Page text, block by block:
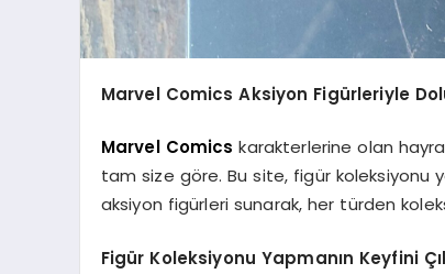
Marvel Comics Aksiyon Figürleriyle
Marvel Comics karakterlerine olan
tam size göre. Bu site, figür koleksiyonu
aksiyon figürleri sunarak, her türden
Figür Koleksiyonu Yapmanın Keyfini